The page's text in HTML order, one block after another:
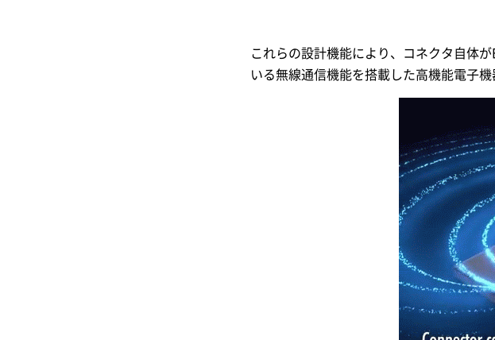
これらの設計機能により、コネクタ自体
いる無線通信機能を搭載した高機能電子